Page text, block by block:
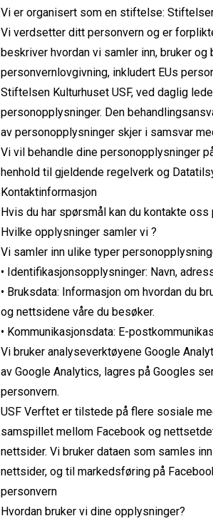
Vi er organisert som en stiftelse:
‍Vi verdsetter ditt personvern og er
beskriver hvordan vi samler inn, bruker
personvernlovgivning, inkludert EUs
Stiftelsen Kulturhuset USF, ved daglig
personopplysninger. Den
av personopplysninger skjer i samsvar
Vi vil behandle dine personopplysninger
henhold til gjeldende regelverk og
Kontaktinformasjon
Hvis du har spørsmål kan du kontakte oss
Hvilke opplysninger samler vi ?
Vi samler inn ulike typer
• Identifikasjonsopplysninger: Navn,
• Bruksdata: Informasjon om hvordan du
og nettsidene våre du besøker.
• Kommunikasjonsdata: E-
Vi bruker analyseverktøyene Google
av Google Analytics, lagres på Googles
personvern.
USF Verftet er tilstede på flere sosiale
samspillet mellom Facebook og
nettsider. Vi bruker dataen som samles
nettsider, og til markedsføring på
personvern
Hvordan bruker vi dine opplysninger?